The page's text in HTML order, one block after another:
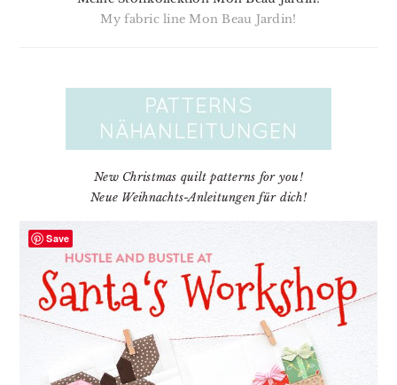
My fabric line Mon Beau Jardin!
New Christmas quilt patterns for you!
Neue Weihnachts-Anleitungen für dich!
Save